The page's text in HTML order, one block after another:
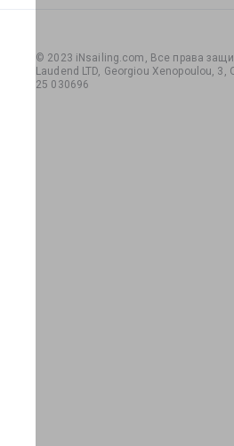
© 2023 iNsailing.com, Все права
Laudend LTD, Georgiou Xenopoulou,
25 030696